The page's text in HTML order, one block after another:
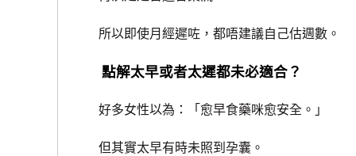
所以即使月經遲咗，都唔建議自己估週數。
點解太早或者太遲都未必適合？
好多女性以為：「愈早食藥咪愈安全。」
但其實太早有時未照到孕囊。